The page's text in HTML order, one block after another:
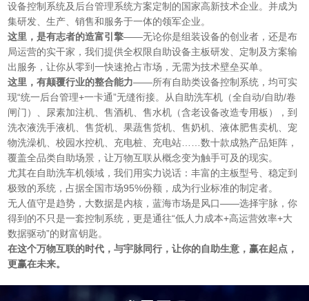
设备控制系统及后台管理系统方案定制的国家高新技术企业。并成为
集研发、生产、销售和服务于一体的领军企业。
这里，是有志者的造富引擎——无论你是组装设备的创业者，还是布
局运营的实干家，我们提供全权限自助设备主板研发、定制及方案输
出服务，让你从零到一快速抢占市场，无需为技术壁垒买单。
这里，有颠覆行业的整合能力——所有自助类设备控制系统，均可实
现“统一后台管理+一卡通”无缝衔接。从自助洗车机（全自动/自助/卷
闸门）、尿素加注机、售酒机、售水机（含老设备改造专用板），到
洗衣液洗手液机、售货机、果蔬售货机、售奶机、液体肥售卖机 、宠
物洗澡机、校园水控机、充电桩、充电站……数十款成熟产品矩阵，
覆盖全品类自助场景，让万物互联从概念变为触手可及的现实。
尤其在自助洗车机领域，我们用实力说话：丰富的主板型号、稳定到
极致的系统，占据全国市场95%份额，成为行业标准的制定者。
无人值守是趋势，大数据是内核，蓝海市场是风口——选择宇脉，你
得到的不只是一套控制系统，更是通往“低人力成本+高运营效率+大
数据驱动”的财富钥匙。
在这个万物互联的时代，与宇脉同行，让你的自助生意，赢在起点，
更赢在未来。